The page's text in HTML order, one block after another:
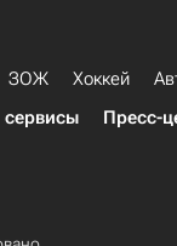
ЗОЖ Хоккей
Пресс-